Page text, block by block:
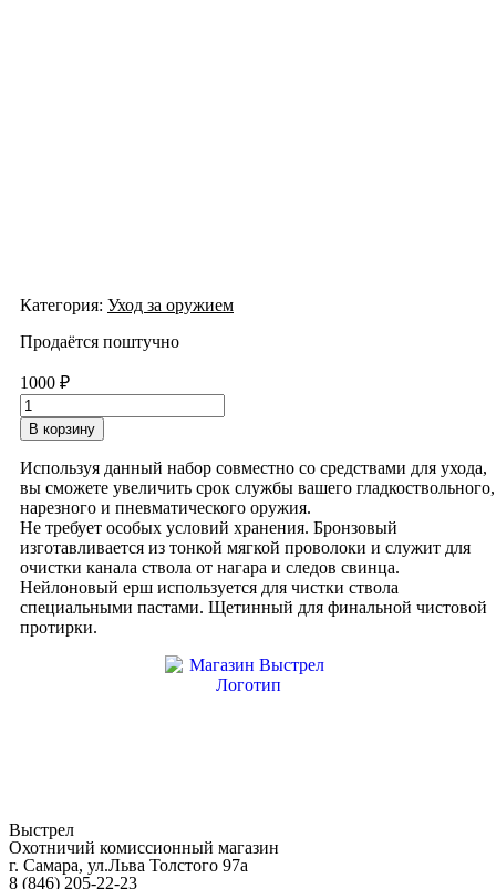
Категория: Уход за оружием
Продаётся поштучно
1000 ₽
Количество
товара
Набор
для
чистки
оружия
Shot
Time
калибр
7,62
В корзину
Используя данный набор совместно со средствами для ухода,
вы сможете увеличить срок службы вашего гладкоствольного,
нарезного и пневматического оружия.
Не требует особых условий хранения. Бронзовый
изготавливается из тонкой мягкой проволоки и служит для
очистки канала ствола от нагара и следов свинца.
Нейлоновый ерш используется для чистки ствола
специальными пастами. Щетинный для финальной чистовой
протирки.
Выстрел
Охотничий комиссионный магазин
г. Самара, ул.Льва Толстого 97а
8 (846) 205-22-23